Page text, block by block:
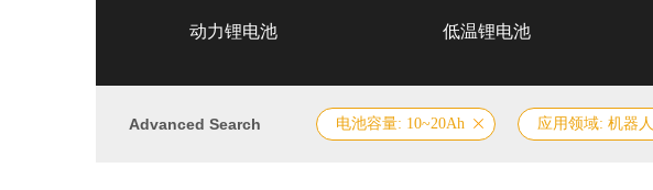
动力锂电池 低温锂电池
Advanced Search 电池容量: 10~20Ah 应用领域: 机器人